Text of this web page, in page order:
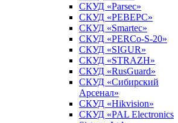
СКУД «Parsec»
СКУД «РЕВЕРС»
СКУД «Smartec»
СКУД «PERCo-S-20»
СКУД «SIGUR»
СКУД «STRAZH»
СКУД «RusGuard»
СКУД «Сибирский
Арсенал»
СКУД «Hikvision»
СКУД «PAL Electronics